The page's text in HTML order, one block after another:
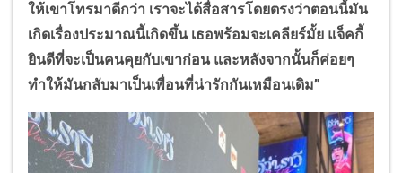
ให้เขาโทรมาดีกว่า เราจะได้สื่อสารโดยตรงว่าตอนนี้มัน
เกิดเรื่องประมาณนี้เกิดขึ้น เธอพร้อมจะเคลียร์มั้ย แจ็คกี้
ยินดีที่จะเป็นคนคุยกับเขาก่อน และหลังจากนั้นก็ค่อยๆ
ทำให้มันกลับมาเป็นเพื่อนที่น่ารักกันเหมือนเดิม”